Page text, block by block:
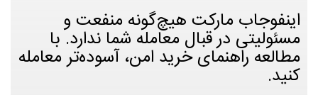
اینفوجاب مارکت هیچ‌گونه منفعت و
مسئولیتی در قبال معامله شما ندارد. با
مطالعه راهنمای خرید امن، آسوده‌تر معامله
کنید.